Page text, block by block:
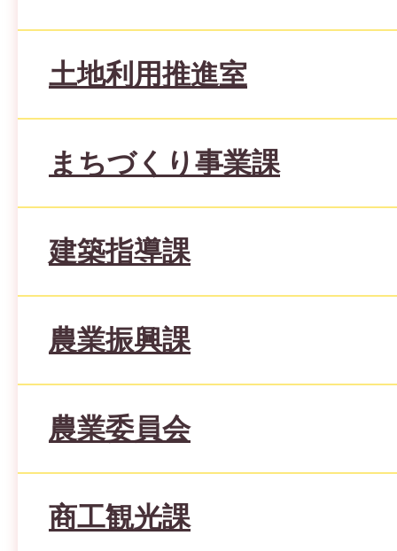
土地利用推進室
まちづくり事業課
建築指導課
農業振興課
農業委員会
商工観光課